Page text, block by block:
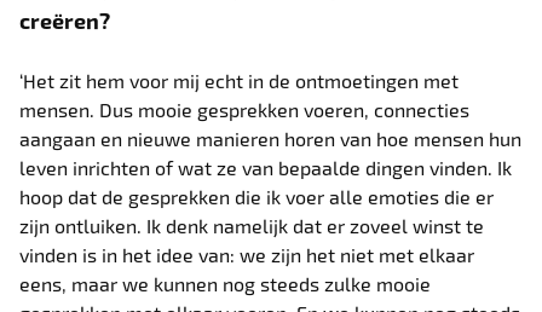
creëren?
‘Het zit hem voor mij echt in de ontmoetingen met
mensen. Dus mooie gesprekken voeren, connecties
aangaan en nieuwe manieren horen van hoe mensen hun
leven inrichten of wat ze van bepaalde dingen vinden. Ik
hoop dat de gesprekken die ik voer alle emoties die er
zijn ontluiken. Ik denk namelijk dat er zoveel winst te
vinden is in het idee van: we zijn het niet met elkaar
eens, maar we kunnen nog steeds zulke mooie